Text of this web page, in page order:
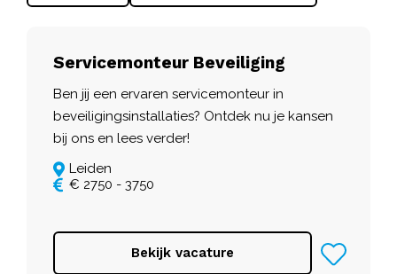
Servicemonteur Beveiliging
Ben jij een ervaren servicemonteur in
beveiligingsinstallaties? Ontdek nu je kansen
bij ons en lees verder!
Leiden
€ 2750 - 3750
Bekijk vacature